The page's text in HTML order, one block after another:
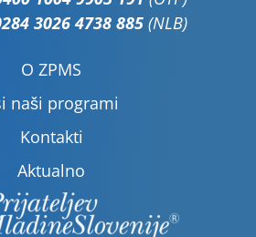
3026 4738 885 (NLB)
O ZPMS
naši programi
Kontakti
Aktualno